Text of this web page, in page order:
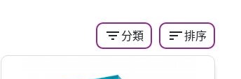
filter_list分類 sort排序